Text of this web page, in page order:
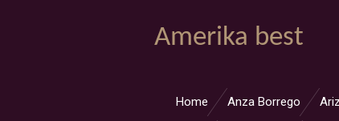
Amerika best
Home Anza Borrego